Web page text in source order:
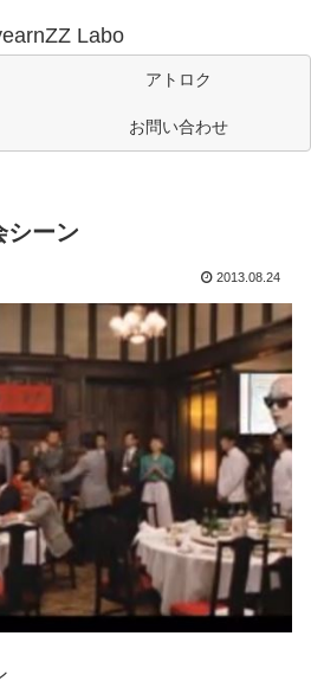
Labo
アトロク
お問い合わせ
ーン
2013.08.24